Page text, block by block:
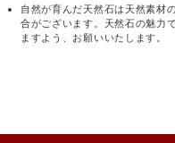
自然が育んだ天然石は天然素材
合がございます。天然石の魅力
ますよう、お願いいたします。